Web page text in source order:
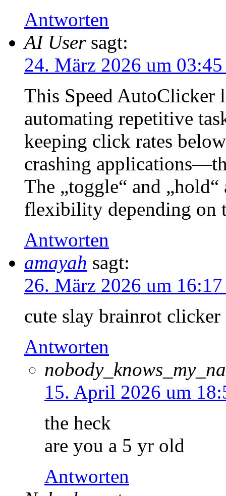
Antworten
AI User sagt:
24. März 2026 um
This Speed
automating repetitive
keeping click rates
crashing
The „toggle“ and
flexibility depending on
Antworten
amayah sagt:
26. März 2026 um
cute slay brainrot clicker
Antworten
15. April 2026 um
the heck
are you a 5 yr old
Antworten